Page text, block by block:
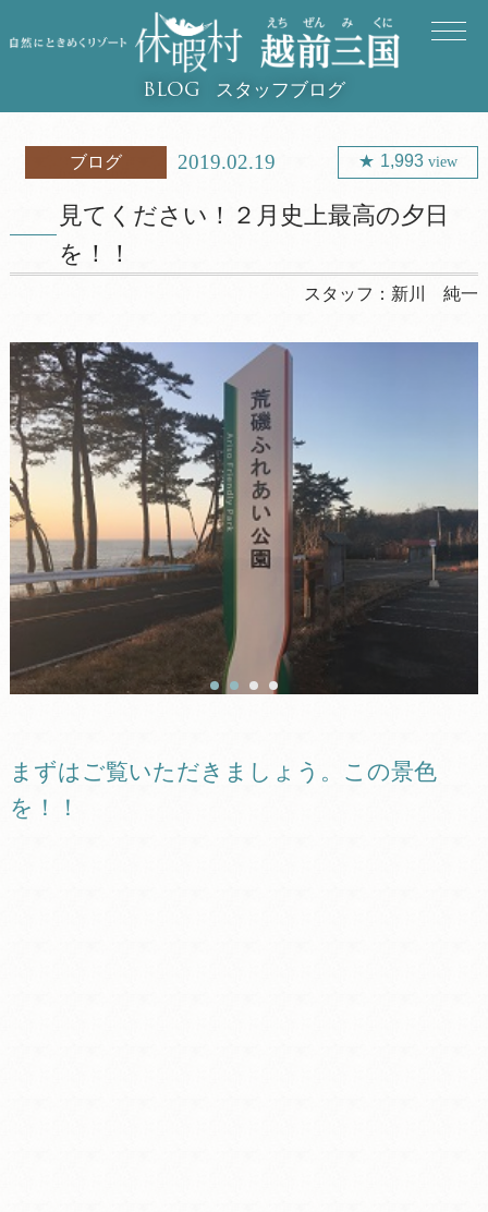
BLOG スタッフブログ
ブログ 2019.02.19 1,993view
見てください！２月史上最高の夕日
を！！
スタッフ： 新川 純一
まずはご覧いただきましょう。この景色
を！！